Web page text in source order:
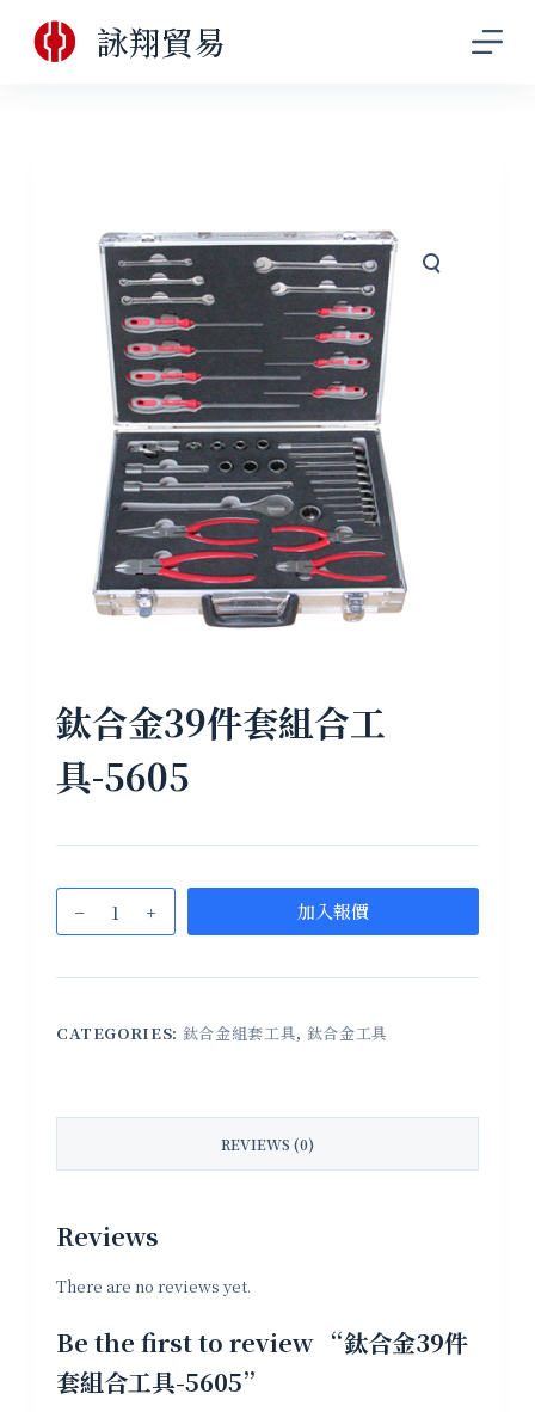
跳
至
詠翔貿易
鈦合金39件套組合工
具-5605
加入報價
CATEGORIES: 鈦合金組套工具, 鈦合金工具
REVIEWS (0)
Reviews
There are no reviews yet.
Be the first to review “鈦合金39件
套組合工具-5605”